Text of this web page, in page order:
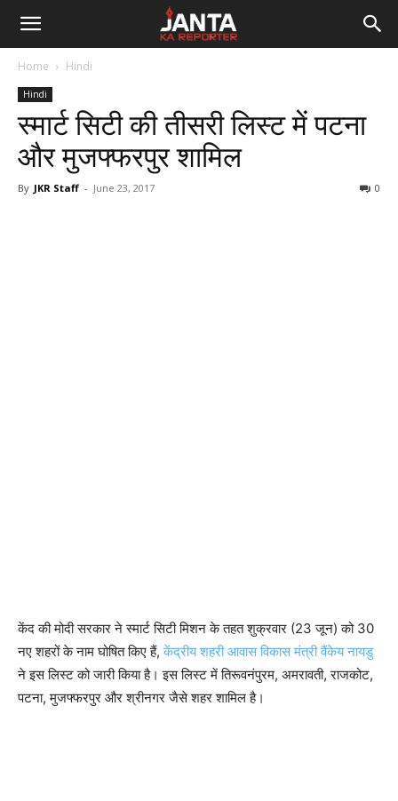
Janta
Reporter
Home Hindi
Hindi
स्मार्ट सिटी की तीसरी लिस्ट में पटना
और मुजफ्फरपुर शामिल
By JKR Staff - June 23, 2017 0
केंद की मोदी सरकार ने स्मार्ट सिटी मिशन के तहत शुक्रवार (23 जून) को 30
नए शहरों के नाम घोषित किए हैं,केंद्रीय शहरी आवास विकास मंत्री वैंकेय नायडु
ने इस लिस्ट को जारी किया है। इस लिस्ट में तिरूवनंपुरम, अमरावती, राजकोट,
पटना, मुजफ्फरपुर और श्रीनगर जैसे शहर शामिल है।